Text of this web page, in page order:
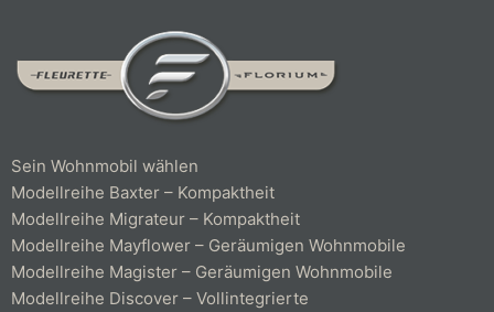
Sein Wohnmobil wählen
Modellreihe Baxter – Kompaktheit
Modellreihe Migrateur – Kompaktheit
Modellreihe Mayflower – Geräumigen Wohnmobile
Modellreihe Magister – Geräumigen Wohnmobile
Modellreihe Discover – Vollintegrierte